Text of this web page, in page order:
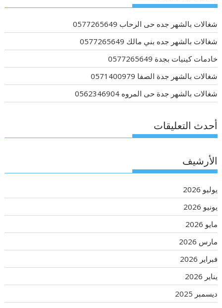
شغالات بالشهر جده حى الرحاب 0577265649
شغالات بالشهر جده بني مالك 0577265649
خادمات كينيات بجدة 0577265649
شغالات بالشهر جدة الصفا 0571400979
شغالات بالشهر جدة حى المروه 0562346904
أحدث التعليقات
الأرشيف
يوليو 2026
يونيو 2026
مايو 2026
مارس 2026
فبراير 2026
يناير 2026
ديسمبر 2025